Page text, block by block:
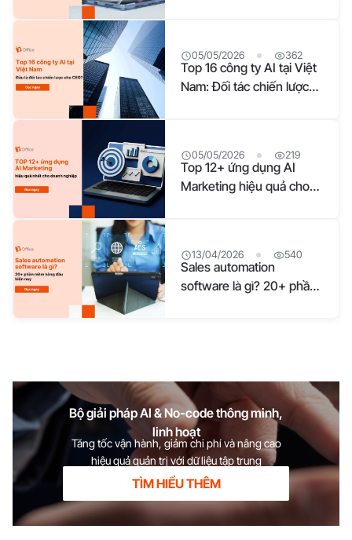
đồ họa. Sử dụng AI tạo hình ảnh mang lại những giá trị thực tế
sau: Tối ưu thời gian: Tạo ra ấn phẩm chất lượng trong vài giây
thay vì chờ đợi thiết kế thủ công nhiều giờ. Tiết kiệm chi phí:
Giảm thiểu ngân sách thuê ngoài và phí mua bản quyền hình
ảnh từ các kho ảnh sẵn có. Khơi nguồn sáng tạo: Chuyển hóa
ý tưởng sơ khai thành hình ảnh trực quan sinh động, cung cấp
nguồn cảm hứng vô tận. Duy trì bản sắc: Đảm bảo phong cách
thương hiệu đồng nhất trên mọi kênh truyền thông nhờ các bộ
lọc tùy chỉnh. Sản xuất quy mô lớn: Đáp ứng nhanh chóng số
lượng lớn hình ảnh cho các chiến dịch Marketing đa nền tảng.
12+ công cụ AI tạo hình ảnh chuyên nghiệp hiện nay Chọn
đúng công cụ sẽ tối ưu chi phí, đồng thời duy trì sự nhất quán
05/05/2026 362
Top 16 công ty AI tại Việt
Nam: Đối tác chiến lược
05/05/2026 219
Top 12+ ứng dụng AI
Marketing hiệu quả cho
13/04/2026 540
Sales automation
software là gì? 20+ phần
Bộ giải pháp AI & No-code thông minh,
linh hoạt
Tăng tốc vận hành, giảm chi phí và nâng cao
hiệu quả quản trị với dữ liệu tập trung
TÌM HIỂU THÊM